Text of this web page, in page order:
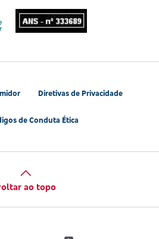
Diretivas de Privacidade
de Conduta Ética
ao topo